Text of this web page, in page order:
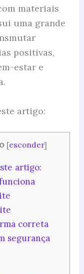
materiais
uma grande
positivas,
estar e
artigo:
[esconder]
artigo:
correta
segurança